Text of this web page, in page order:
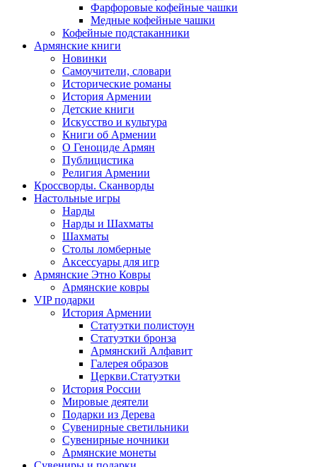
Фарфоровые кофейные чашки
Медные кофейные чашки
Кофейные подстаканники
Армянские книги
Новинки
Самоучители, словари
Исторические романы
История Армении
Детские книги
Иcкусство и культура
Книги об Армении
О Геноциде Армян
Публицистика
Религия Армении
Кроссворды. Сканворды
Настольные игры
Нарды
Нарды и Шахматы
Шахматы
Столы ломберные
Аксессуары для игр
Армянские Этно Ковры
Армянские ковры
VIP подарки
История Армении
Статуэтки полистоун
Статуэтки бронза
Армянский Алфавит
Галерея образов
Церкви.Статуэтки
История России
Мировые деятели
Подарки из Дерева
Сувенирные светильники
Сувенирные ночники
Армянские монеты